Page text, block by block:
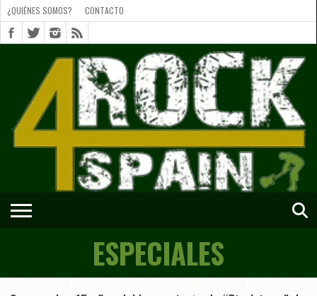
SOMOS?
CONTACTO
SHORTS
¿QUIÉNES SOMOS? CONTACTO
ESPECIALES